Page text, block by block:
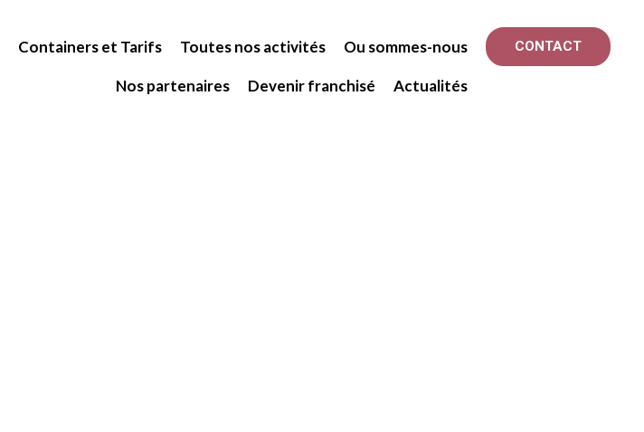
Containers et Tarifs Toutes nos activités Ou sommes-nous
Nos partenaires Devenir franchisé Actualités
CONTACT